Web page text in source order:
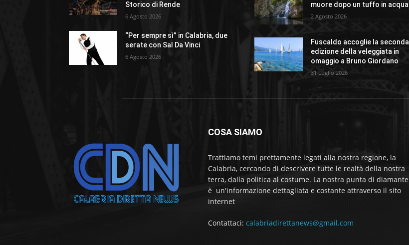
Storico di Rende
6 Agosto 2026
“Per sempre sì” in Calabria, due
serate con Sal Da Vinci
6 Agosto 2026
muore dopo un tuffo in acqua
2 Agosto 2026
Fuscaldo accoglie la seconda
edizione della veleggiata in
omaggio a Bruno Giordano
31 Luglio 2026
COSA SIAMO
Trattiamo temi prettamente legati alla nostra regione, la
Calabria, cercando di descrivere tutte le realtà della nostra
terra, dalla politica al costume. La nostra punta di diamante
è un'informazione dettagliata e costante attraverso il sito
internet
Contattaci: calabriadirettanews@gmail.com